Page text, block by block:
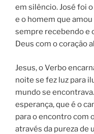
em silêncio. José foi
e o homem que
sempre recebendo e
Deus com o coração
Jesus, o Verbo
noite se fez luz para
mundo se
esperança, que é o
para o encontro com
através da pureza de